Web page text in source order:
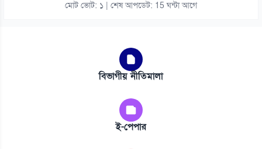
মোট ভোট: ১ | শেষ আপডেট: 15 ঘন্টা আগে
বিভাগীয় নীতিমালা
ই-পেপার